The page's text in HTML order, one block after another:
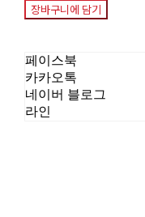
장바구니에 담기
페이스북
카카오톡
네이버 블로그
라인